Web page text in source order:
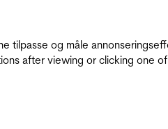
tilpasse og måle
after viewing or clicking one